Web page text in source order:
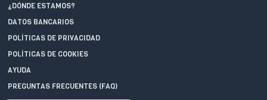
¿DÓNDE ESTAMOS?
DATOS BANCARIOS
POLÍTICAS DE PRIVACIDAD
POLÍTICAS DE COOKIES
AYUDA
PREGUNTAS FRECUENTES (FAQ)